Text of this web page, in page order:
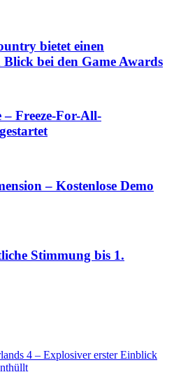
bietet einen
Blick bei den Game Awards
– Freeze-For-All-
– Kostenlose Demo
Stimmung bis 1.
4 – Explosiver erster Einblick